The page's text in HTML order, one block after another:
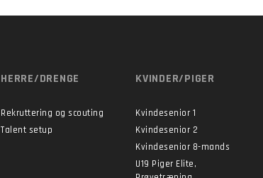
HERRE/DRENGE
Rekruttering og scouting
Talent setup
KVINDER/PIGER
Kvindesenior 1
Kvindesenior 2
Kvindesenior 8-mands
U19 Piger Elite,